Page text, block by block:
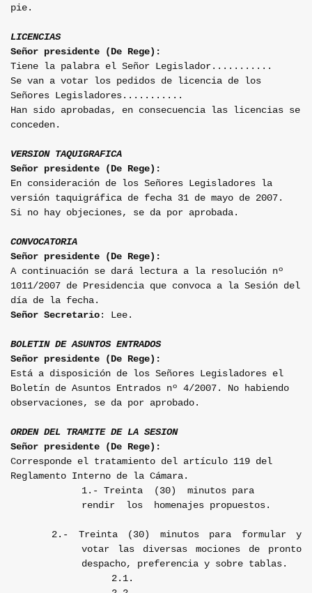
pie.
LICENCIAS
Señor presidente (De Rege):
Tiene la palabra el Señor Legislador...........
Se van a votar los pedidos de licencia de los
Señores Legisladores...........
Han sido aprobadas, en consecuencia las licencias se
conceden.
VERSION TAQUIGRAFICA
Señor presidente (De Rege):
En consideración de los Señores Legisladores la
versión taquigráfica de fecha 31 de mayo de 2007.
Si no hay objeciones, se da por aprobada.
CONVOCATORIA
Señor presidente (De Rege):
A continuación se dará lectura a la resolución nº
1011/2007 de Presidencia que convoca a la Sesión del
día de la fecha.
Señor Secretario: Lee.
BOLETIN DE ASUNTOS ENTRADOS
Señor presidente (De Rege):
Está a disposición de los Señores Legisladores el
Boletín de Asuntos Entrados nº 4/2007. No habiendo
observaciones, se da por aprobado.
ORDEN DEL TRAMITE DE LA SESION
Señor presidente (De Rege):
Corresponde el tratamiento del artículo 119 del
Reglamento Interno de la Cámara.
1.- Treinta
(30)
minutos para
rendir
los homenajes propuestos.
2.- Treinta (30) minutos para formular y
votar las diversas mociones de pronto
despacho, preferencia y sobre tablas.
2.1.